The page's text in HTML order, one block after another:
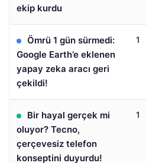
ekip kurdu
Ömrü 1 gün sürmedi:
Google Earth’e eklenen
yapay zeka aracı geri
çekildi!
1
Bir hayal gerçek mi
oluyor? Tecno,
çerçevesiz telefon
konseptini duyurdu!
1